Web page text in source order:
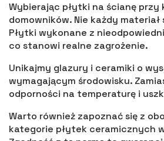
Wybierając płytki na ścianę
domowników. Nie każdy
Płytki wykonane z
co stanowi realne zagrożenie.
Unikajmy glazury i ceramiki o
wymagającym środowisku.
odporności na temperaturę i
Warto również zapoznać się z
kategorie płytek ceramicznych